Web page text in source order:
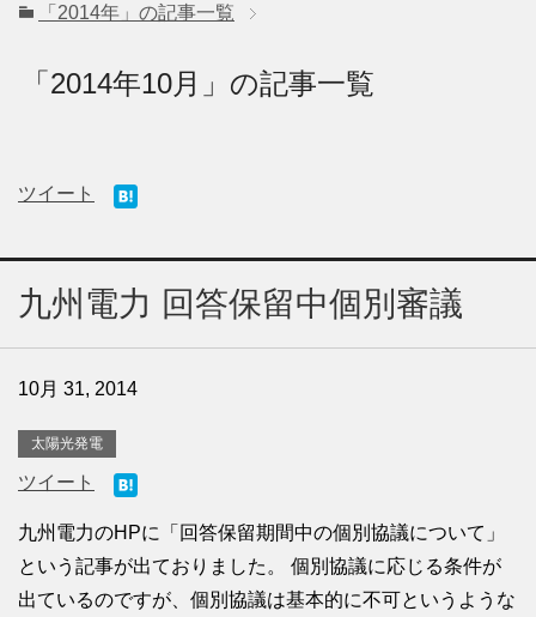
「2014年」の記事一覧
「2014年10月」の記事一覧
ツイート
九州電力 回答保留中個別審議
10月 31, 2014
太陽光発電
ツイート
九州電力のHPに「回答保留期間中の個別協議について」
という記事が出ておりました。 個別協議に応じる条件が
出ているのですが、個別協議は基本的に不可というような